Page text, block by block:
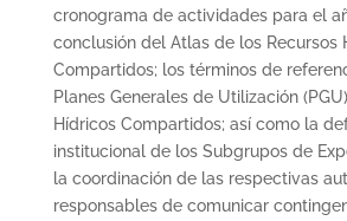
cronograma de actividades para el
conclusión del Atlas de los Recursos
Compartidos; los términos de
Planes Generales de Utilización
Hídricos Compartidos; así como la
institucional de los Subgrupos de
la coordinación de las respectivas
responsables de comunicar